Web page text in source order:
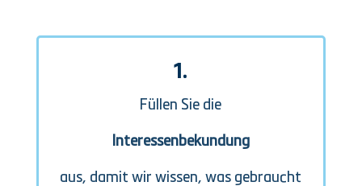
1.
Füllen Sie die
Interessenbekundung
aus, damit wir wissen, was gebraucht